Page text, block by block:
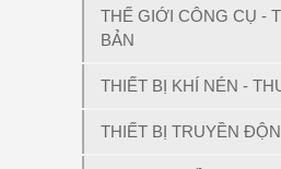
THẾ GIỚI CÔNG CỤ -
BẢN
THIẾT BỊ KHÍ NÉN -
THIẾT BỊ TRUYỀN